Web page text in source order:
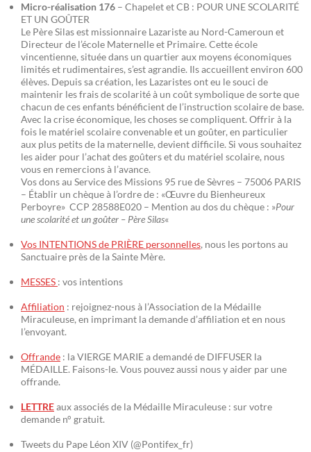
Micro-réalisation 176 – Chapelet et CB : POUR UNE SCOLARITÉ
ET UN GOÛTER
Le Père Silas est missionnaire Lazariste au Nord-Cameroun et
Directeur de l’école Maternelle et Primaire. Cette école
vincentienne, située dans un quartier aux moyens économiques
limités et rudimentaires, s’est agrandie. Ils accueillent environ 600
élèves. Depuis sa création, les Lazaristes ont eu le souci de
maintenir les frais de scolarité à un coût symbolique de sorte que
chacun de ces enfants bénéficient de l’instruction scolaire de base.
Avec la crise économique, les choses se compliquent. Offrir à la
fois le matériel scolaire convenable et un goûter, en particulier
aux plus petits de la maternelle, devient difficile. Si vous souhaitez
les aider pour l’achat des goûters et du matériel scolaire, nous
vous en remercions à l’avance.
Vos dons au Service des Missions 95 rue de Sèvres – 75006 PARIS
– Établir un chèque à l’ordre de : «Œuvre du Bienheureux
Perboyre» CCP 28588E020 – Mention au dos du chèque : »Pour
une scolarité et un goûter – Père Silas«
Vos INTENTIONS de PRIÈRE personnelles, nous les portons au
Sanctuaire près de la Sainte Mère.
MESSES : vos intentions
Affiliation : rejoignez-nous à l’Association de la Médaille
Miraculeuse, en imprimant la demande d’affiliation et en nous
l’envoyant.
Offrande : la VIERGE MARIE a demandé de DIFFUSER la
MÉDAILLE. Faisons-le. Vous pouvez aussi nous y aider par une
offrande.
LETTREaux associés de la Médaille Miraculeuse : sur votre
demande n° gratuit.
Tweets du Pape Léon XIV (@Pontifex_fr)